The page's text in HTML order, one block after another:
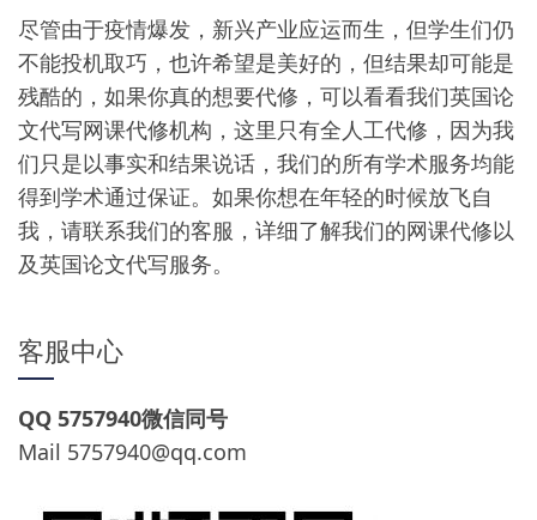
尽管由于疫情爆发，新兴产业应运而生，但学生们仍
不能投机取巧，也许希望是美好的，但结果却可能是
残酷的，如果你真的想要代修，可以看看我们英国论
文代写网课代修机构，这里只有全人工代修，因为我
们只是以事实和结果说话，我们的所有学术服务均能
得到学术通过保证。如果你想在年轻的时候放飞自
我，请联系我们的客服，详细了解我们的网课代修以
及英国论文代写服务。
客服中心
QQ 5757940微信同号
Mail 5757940@qq.com